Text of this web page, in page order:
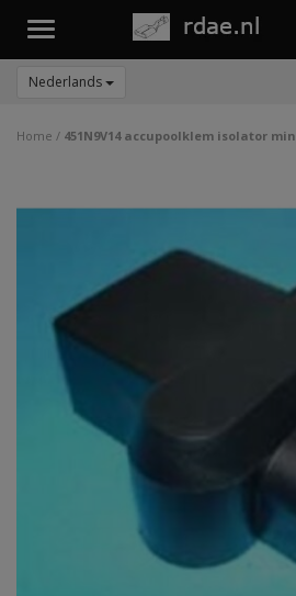
Toggle
Nederlands
Home / 451N9V14 accupoolklem isolator min